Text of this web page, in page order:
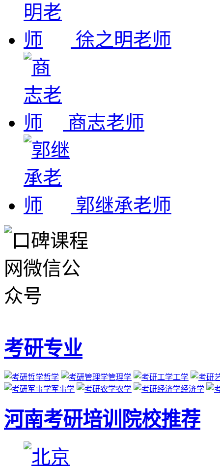
徐之明老师
商志老师
郭继承老师
考研专业
哲学 管理学
工学
军事学
农学 经济学
河南考研培训院校推荐